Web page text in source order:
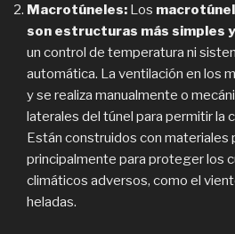
Macrotúneles: Los
son estructuras más simples
un control de temperatura ni
automática. La ventilación en los
y se realiza manualmente o
laterales del túnel para permitir la
Están construidos con materiales
principalmente para proteger los
climáticos adversos, como el
heladas.